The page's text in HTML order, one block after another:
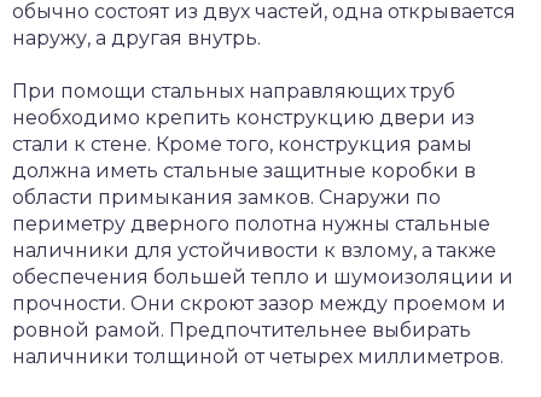
обычно состоят из двух частей, одна открывается
наружу, а другая внутрь.
При помощи стальных направляющих труб
необходимо крепить конструкцию двери из
стали к стене. Кроме того, конструкция рамы
должна иметь стальные защитные коробки в
области примыкания замков. Снаружи по
периметру дверного полотна нужны стальные
наличники для устойчивости к взлому, а также
обеспечения большей тепло и шумоизоляции и
прочности. Они скроют зазор между проемом и
ровной рамой. Предпочтительнее выбирать
наличники толщиной от четырех миллиметров.